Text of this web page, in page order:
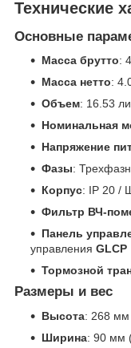
Технические
Основные
Масса брутто:
Масса нетто:
Объем: 16.53
Номинальная
Напряжение
Фазы:
Корпус: IP 20 /
Фильтр ВЧ-
Панель
управления GLCP
Тормозной
Размеры и вес
Высота: 268 мм
Ширина: 90 мм